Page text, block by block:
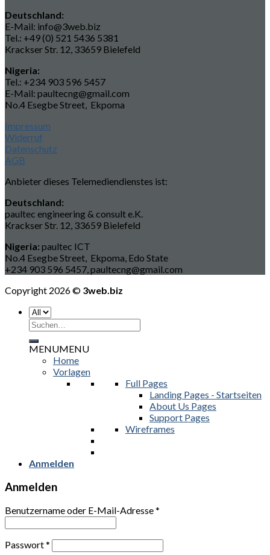
Deutschland:
E-Mail: info@3web.biz
Tel.: +49 (0) 521 5436 5381
Krackser Str. 12, 33659 Bielefeld
Nigeria:
Tel.: +234 903 596 5457
E-Mail: paultecng@gmail.com
No.4 Esegbe Street, Ekpoma
Impressum
Widerruf
Datenschutz
AGB
Anbieter dieses Telemediendienstes ist:
Deutschland:
paultec engineering & consult e.K.
Krackser Str. 12, 33659 Bielefeld
Nigeria: paultec ICT
No.4 Esegbe Street, Ekpoma, Edo State
+234 903 596 5457, paultecng@gmail.com
Copyright 2026 © 3web.biz
Suchen
nach:
MENUMENU
Home
Vorlagen
Full Pages
Landing Pages - Startseiten
About Us Pages
Support Pages
Wireframes
Anmelden
Anmelden
Benutzername oder E-Mail-Adresse*
Passwort*